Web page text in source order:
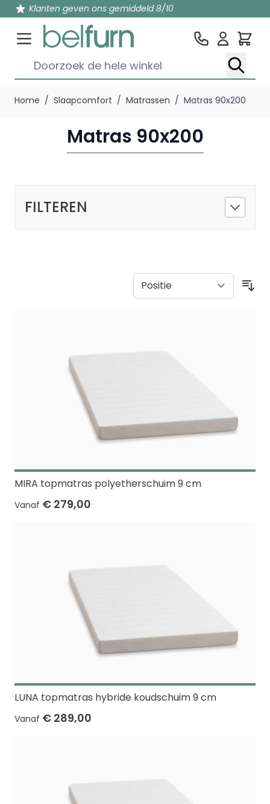
Klanten geven ons gemiddeld 8/10
Doorzoek de hele winkel
Home / Slaapcomfort / Matrassen / Matras 90x200
Matras 90x200
FILTEREN
MIRA topmatras polyetherschuim 9 cm
Vanaf € 279,00
LUNA topmatras hybride koudschuim 9 cm
Vanaf € 289,00